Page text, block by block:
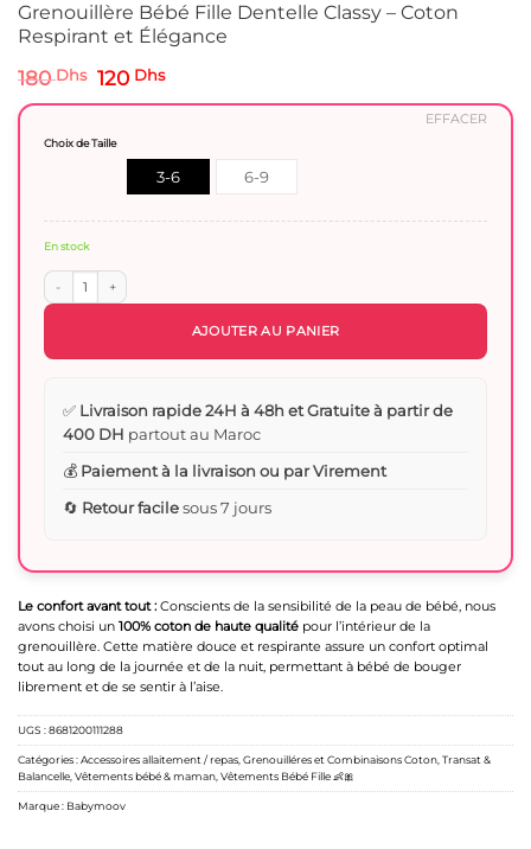
Grenouillère Bébé Fille Dentelle Classy – Coton
Respirant et Élégance
180Dhs Le
était :
180 Dhs.
120 DhsLe
Le confort avant tout : Conscients de la sensibilité de la peau de bébé, nous
avons choisi un 100% coton de haute qualité pour l’intérieur de la
grenouillère. Cette matière douce et respirante assure un confort optimal
tout au long de la journée et de la nuit, permettant à bébé de bouger
librement et de se sentir à l’aise.
Choix de Taille
3-6
6-9
EFFACER
En stock
quantité de Grenouillère Bébé Fille Dentelle Classy - Coton Respirant et
AJOUTER AU PANIER
✅ Livraison rapide 24H à 48h et Gratuite à partir de
400 DH partout au Maroc
💰 Paiement à la livraison ou par Virement
🔄 Retour facilesous 7 jours
UGS :8681200111288
Catégories :Accessoires allaitement / repas Grenouilléres et Combinaisons Coton Transat &
Balancelle Vêtements bébé & maman Vêtements Bébé Fille 👶🎀
Marque : Babymoov